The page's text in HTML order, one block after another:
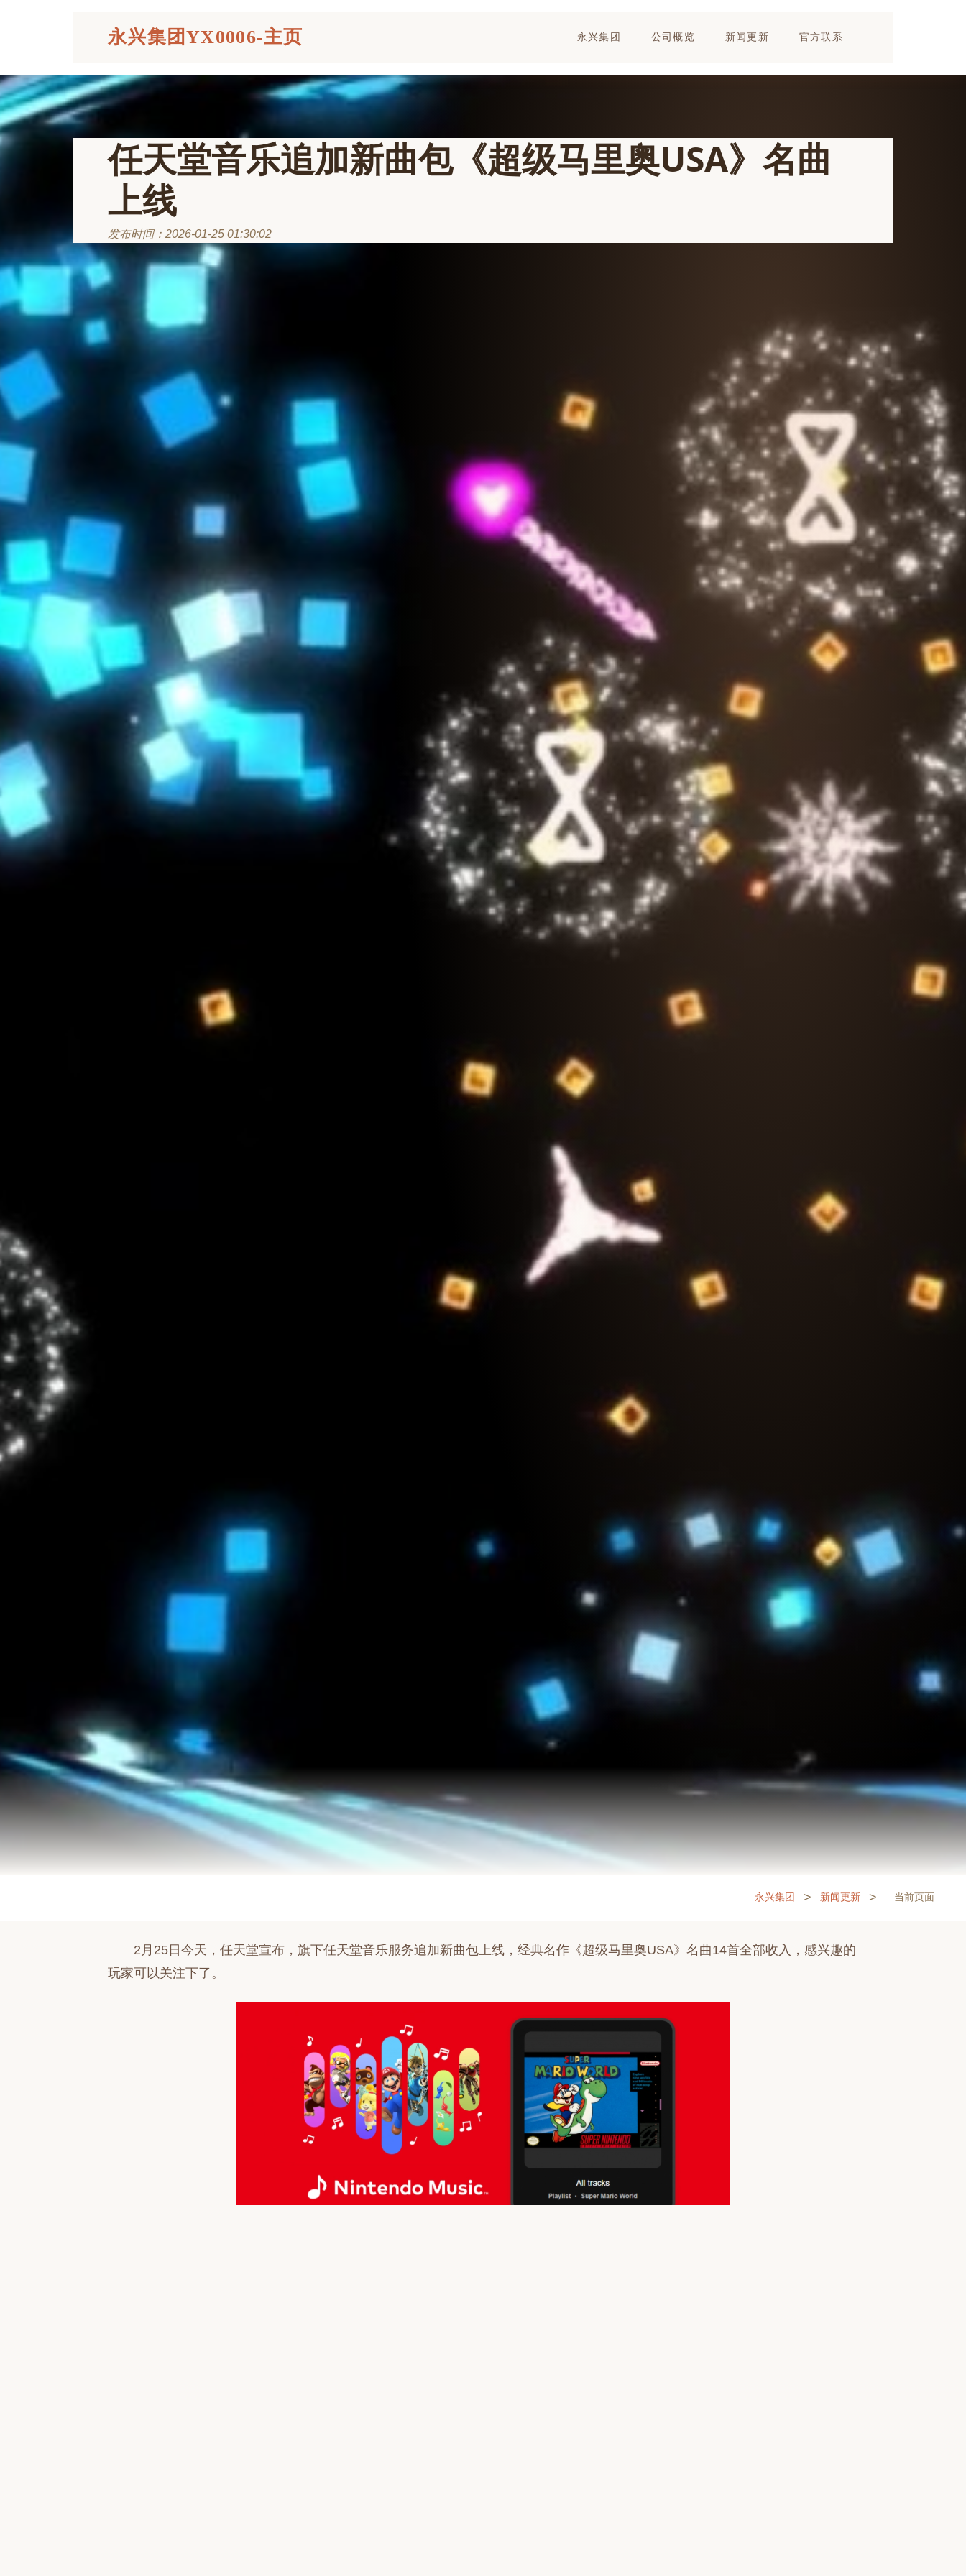
永兴集团YX0006-主页 永兴集团 公司概览 新闻更新 官方联系
任天堂音乐追加新曲包《超级马里奥USA》名曲
上线
发布时间：2026-01-25 01:30:02
永兴集团 > 新闻更新 > 当前页面
2月25日今天，任天堂宣布，旗下任天堂音乐服务追加新曲包上线，经典名作《超级马里奥USA》名曲14首全部收入，感兴趣的
玩家可以关注下了。